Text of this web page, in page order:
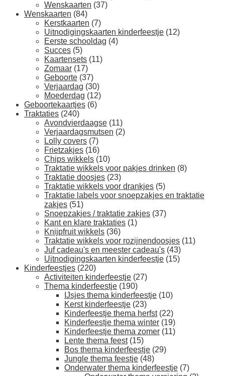
Wenskaarten (37)
Wenskaarten (84)
Kerstkaarten (7)
Uitnodigingskaarten kinderfeestje (12)
Eerste schooldag (4)
Succes (5)
Kaartensets (11)
Zomaar (17)
Geboorte (37)
Verjaardag (30)
Moederdag (12)
Geboortekaartjes (6)
Traktaties (240)
Avondvierdaagse (11)
Verjaardagsmutsen (2)
Lolly covers (7)
Frietzakjes (16)
Chips wikkels (10)
Traktatie wikkels voor pakjes drinken (8)
Traktatie doosjes (23)
Traktatie wikkels voor drankjes (5)
Traktatie labels voor snoepzakjes en traktatie
zakjes (51)
Snoepzakjes / traktatie zakjes (37)
Kant en klare traktaties (1)
Knijpfruit wikkels (36)
Traktatie wikkels voor rozijnendoosjes (11)
Juf cadeau's en meester cadeau's (43)
Uitnodigingskaarten kinderfeestje (15)
Kinderfeestjes (220)
Activiteiten kinderfeestje (27)
Thema kinderfeestje (190)
IJsjes thema kinderfeestje (10)
Kerst kinderfeestje (23)
Kinderfeestje thema herfst (22)
Kinderfeestje thema winter (19)
Kinderfeestje thema zomer (11)
Lente thema feest (15)
Bos thema kinderfeestje (29)
Jungle thema feestje (48)
Onderwater thema kinderfeestje (7)